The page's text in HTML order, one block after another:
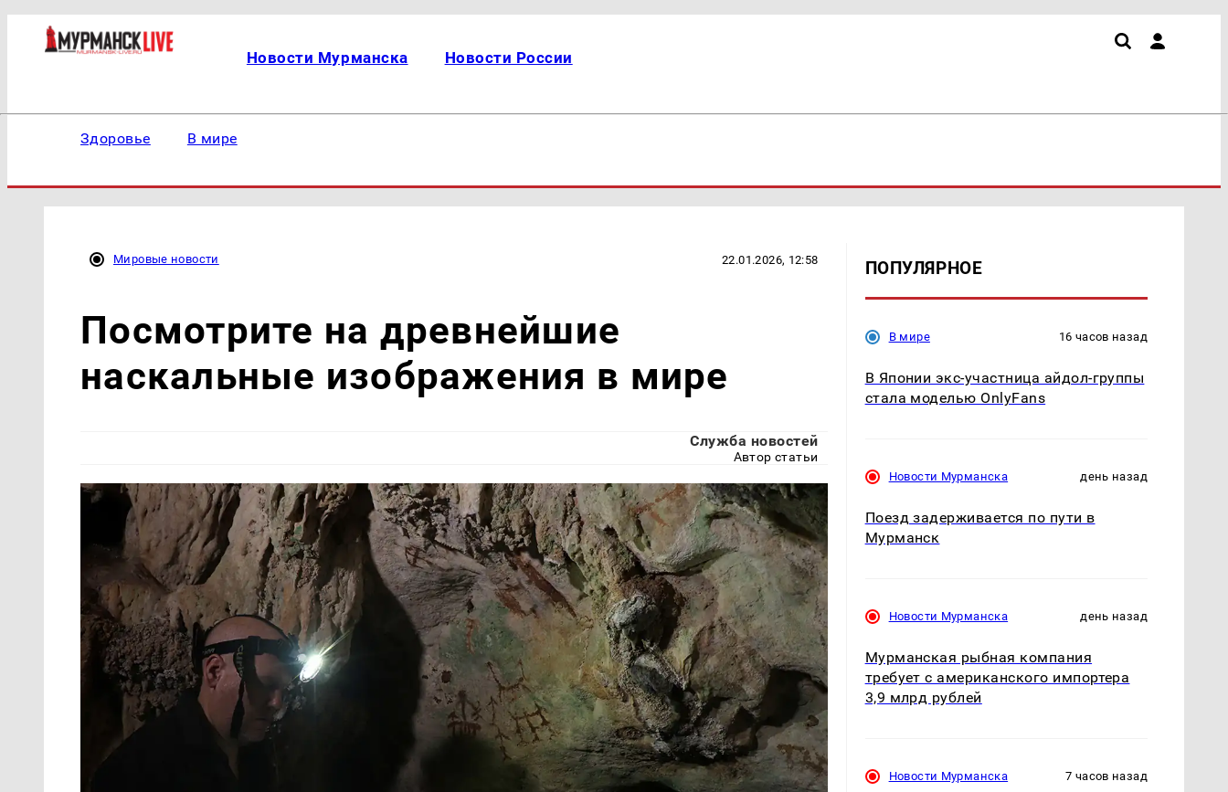
Новости Мурманска Новости России
Здоровье В мире
Мировые новости 22.01.2026, 12:58
Посмотрите на древнейшие
наскальные изображения в мире
Служба новостей
Автор статьи
ПОПУЛЯРНОЕ
В мире 16 часов назад
В Японии экс-участница айдол-группы
стала моделью OnlyFans
Новости Мурманска день назад
Поезд задерживается по пути в
Мурманск
Новости Мурманска день назад
Мурманская рыбная компания
требует с американского импортера
3,9 млрд рублей
Новости Мурманска 7 часов назад